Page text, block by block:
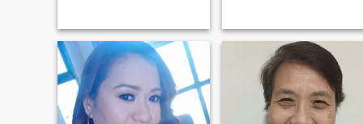
prima. Non so come
rispondere alle persone che
mi piace o che hanno
mostrato interesse per me.
Per favore, abbiate pazienza
con me.
friends and family .
sometimes went to other
place to hang out . i can